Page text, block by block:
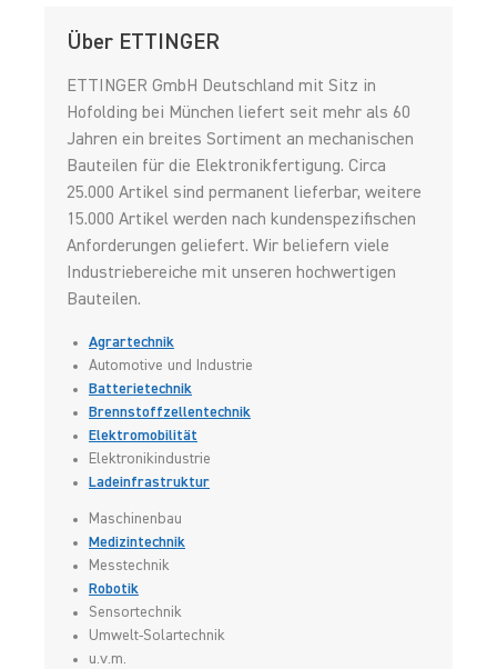
Über ETTINGER
ETTINGER GmbH Deutschland mit Sitz in
Hofolding bei München liefert seit mehr als 60
Jahren ein breites Sortiment an mechanischen
Bauteilen für die Elektronikfertigung. Circa
25.000 Artikel sind permanent lieferbar, weitere
15.000 Artikel werden nach kundenspezifischen
Anforderungen geliefert. Wir beliefern viele
Industriebereiche mit unseren hochwertigen
Bauteilen.
Agrartechnik
Automotive und Industrie
Batterietechnik
Brennstoffzellentechnik
Elektromobilität
Elektronikindustrie
Ladeinfrastruktur
Maschinenbau
Medizintechnik
Messtechnik
Robotik
Sensortechnik
Umwelt-Solartechnik
u.v.m.